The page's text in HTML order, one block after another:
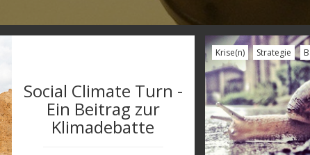
Social Climate Turn -
Ein Beitrag zur
Klimadebatte
Krise(n) Strategie